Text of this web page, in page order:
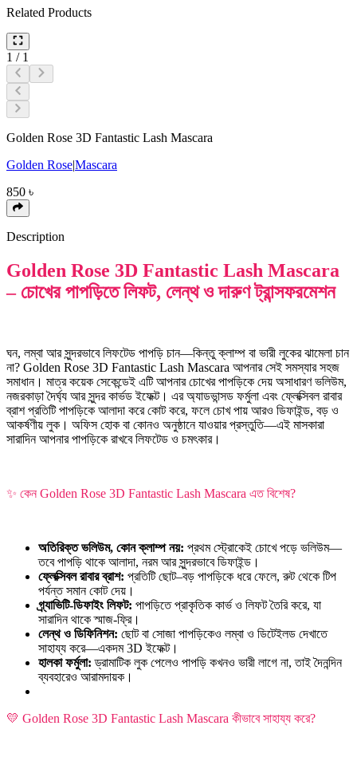
Related Products
1 / 1
Golden Rose 3D Fantastic Lash Mascara
Golden Rose|Mascara
850 ৳
Description
Golden Rose 3D Fantastic Lash Mascara
– চোখের পাপড়িতে লিফট, লেন্থ ও দারুণ ট্রান্সফরমেশন
ঘন, লম্বা আর সুন্দরভাবে লিফটেড পাপড়ি চান—কিন্তু ক্লাম্প বা ভারী লুকের ঝামেলা চান
না? Golden Rose 3D Fantastic Lash Mascara আপনার সেই সমস্যার সহজ
সমাধান। মাত্র কয়েক সেকেন্ডেই এটি আপনার চোখের পাপড়িকে দেয় অসাধারণ ভলিউম,
নজরকাড়া দৈর্ঘ্য আর সুন্দর কার্ভড ইফেক্ট। এর অ্যাডভান্সড ফর্মুলা এবং ফ্লেক্সিবল রাবার
ব্রাশ প্রতিটি পাপড়িকে আলাদা করে কোট করে, ফলে চোখ পায় আরও ডিফাইন্ড, বড় ও
আকর্ষণীয় লুক। অফিস হোক বা কোনও অনুষ্ঠানে যাওয়ার প্রস্তুতি—এই মাসকারা
সারাদিন আপনার পাপড়িকে রাখবে লিফটেড ও চমৎকার।
✨ কেন Golden Rose 3D Fantastic Lash Mascara এত বিশেষ?
অতিরিক্ত ভলিউম, কোন ক্লাম্প নয়: প্রথম স্ট্রোকেই চোখে পড়ে ভলিউম—
তবে পাপড়ি থাকে আলাদা, নরম আর সুন্দরভাবে ডিফাইন্ড।
ফ্লেক্সিবল রাবার ব্রাশ: প্রতিটি ছোট–বড় পাপড়িকে ধরে ফেলে, রুট থেকে টিপ
পর্যন্ত সমান কোট দেয়।
গ্র্যাভিটি-ডিফাইং লিফট: পাপড়িতে প্রাকৃতিক কার্ভ ও লিফট তৈরি করে, যা
সারাদিন থাকে স্মাজ-ফ্রি।
লেন্থ ও ডিফিনিশন: ছোট বা সোজা পাপড়িকেও লম্বা ও ডিটেইলড দেখাতে
সাহায্য করে—একদম 3D ইফেক্ট।
হালকা ফর্মুলা: ড্রামাটিক লুক পেলেও পাপড়ি কখনও ভারী লাগে না, তাই দৈনন্দিন
ব্যবহারেও আরামদায়ক।
💛 Golden Rose 3D Fantastic Lash Mascara কীভাবে সাহায্য করে?